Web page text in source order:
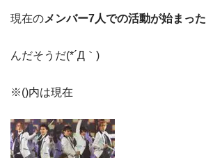
現在のメンバー7人での活動が始まった
んだそうだ(*´Д｀)
※()内は現在